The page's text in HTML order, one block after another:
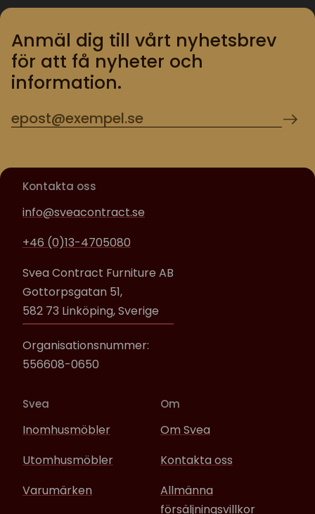
Anmäl dig till vårt nyhetsbrev
för att få nyheter och
information.
Kontakta oss
info@sveacontract.se
+46 (0)13-4705080
Svea Contract Furniture AB
Gottorpsgatan 51,
582 73 Linköping, Sverige
Organisationsnummer:
556608-0650
Svea
Inomhusmöbler
Utomhusmöbler
Varumärken
Om
Om Svea
Kontakta oss
Allmänna
försäljningsvillkor